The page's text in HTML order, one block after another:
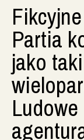
Partia
jako